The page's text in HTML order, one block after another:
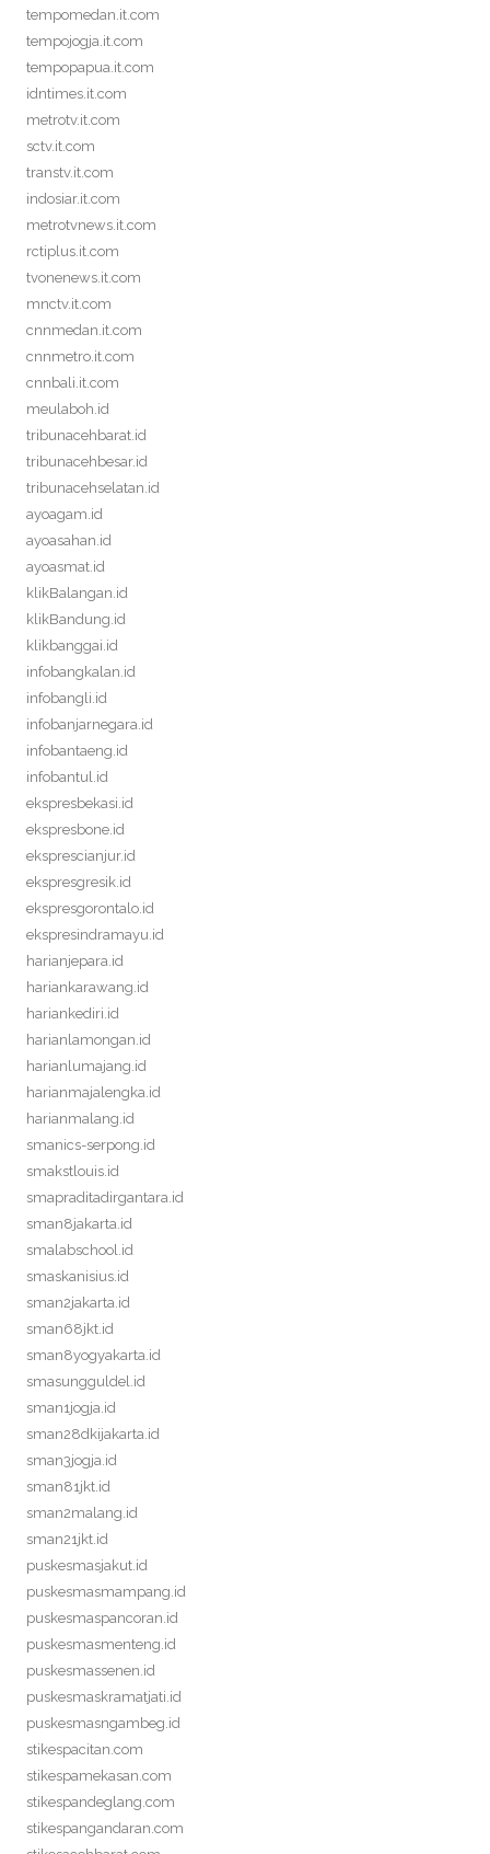
tempomedan.it.com
tempojogja.it.com
tempopapua.it.com
idntimes.it.com
metrotv.it.com
sctv.it.com
transtv.it.com
indosiar.it.com
metrotvnews.it.com
rctiplus.it.com
tvonenews.it.com
mnctv.it.com
cnnmedan.it.com
cnnmetro.it.com
cnnbali.it.com
meulaboh.id
tribunacehbarat.id
tribunacehbesar.id
tribunacehselatan.id
ayoagam.id
ayoasahan.id
ayoasmat.id
klikBalangan.id
klikBandung.id
klikbanggai.id
infobangkalan.id
infobangli.id
infobanjarnegara.id
infobantaeng.id
infobantul.id
ekspresbekasi.id
ekspresbone.id
eksprescianjur.id
ekspresgresik.id
ekspresgorontalo.id
ekspresindramayu.id
harianjepara.id
hariankarawang.id
hariankediri.id
harianlamongan.id
harianlumajang.id
harianmajalengka.id
harianmalang.id
smanics-serpong.id
smakstlouis.id
smapraditadirgantara.id
sman8jakarta.id
smalabschool.id
smaskanisius.id
sman2jakarta.id
sman68jkt.id
sman8yogyakarta.id
smasungguldel.id
sman1jogja.id
sman28dkijakarta.id
sman3jogja.id
sman81jkt.id
sman2malang.id
sman21jkt.id
puskesmasjakut.id
puskesmasmampang.id
puskesmaspancoran.id
puskesmasmenteng.id
puskesmassenen.id
puskesmaskramatjati.id
puskesmasngambeg.id
stikespacitan.com
stikespamekasan.com
stikespandeglang.com
stikespangandaran.com